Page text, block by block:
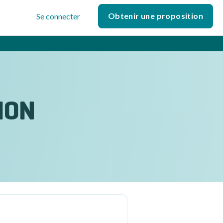
Se connecter Obtenir une proposition